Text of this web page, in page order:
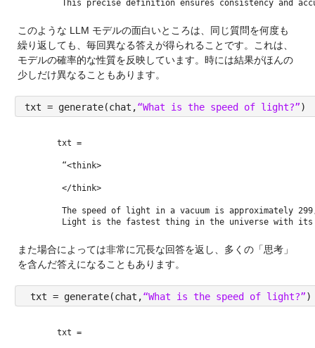
This precise definition ensures consistency and
このような LLM モデルの面白いところは、同じ質問を何度も
繰り返しても、毎回異なる答えが得られることです。これは、
モデルの確率的な性質を反映しています。時には結果がほんの
少しだけ異なることもあります。
txt = generate(chat,“What is the speed of light?”)
txt =
“<think>
</think>
The speed of light in a vacuum is approximately
Light is the fastest thing in the universe with its
また場合によっては非常に冗長な回答を返し、多くの「思考」
を含んだ答えになることもあります。
txt = generate(chat,“What is the speed of light?”)
txt =